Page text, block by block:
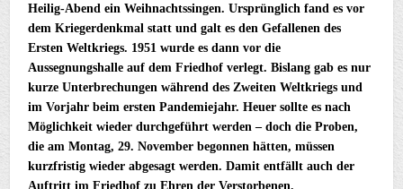
Heilig-Abend ein Weihnachtssingen. Ursprünglich fand es vor
dem Kriegerdenkmal statt und galt es den Gefallenen des
Ersten Weltkriegs. 1951 wurde es dann vor die
Aussegnungshalle auf dem Friedhof verlegt. Bislang gab es nur
kurze Unterbrechungen während des Zweiten Weltkriegs und
im Vorjahr beim ersten Pandemiejahr. Heuer sollte es nach
Möglichkeit wieder durchgeführt werden – doch die Proben,
die am Montag, 29. November begonnen hätten, müssen
kurzfristig wieder abgesagt werden. Damit entfällt auch der
Auftritt im Friedhof zu Ehren der Verstorbenen.